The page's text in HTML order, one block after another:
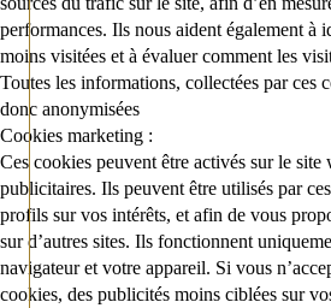
performances. Ils nous aident également à
moins visitées et à évaluer comment les
Toutes les informations, collectées par ces
donc anonymisées
Cookies marketing :
Ces cookies peuvent être activés sur le site
publicitaires. Ils peuvent être utilisés par
profils sur vos intérêts, et afin de vous
sur d’autres sites. Ils fonctionnent
navigateur et votre appareil. Si vous
cookies, des publicités moins ciblées sur